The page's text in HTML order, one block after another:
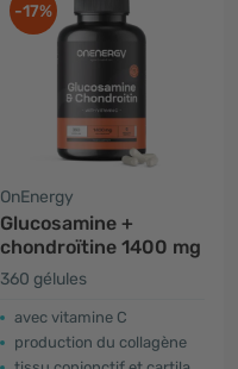
-17%
OnEnergy
Glucosamine +
chondroïtine 1400 mg
360 gélules
avec vitamine C
production du collagène